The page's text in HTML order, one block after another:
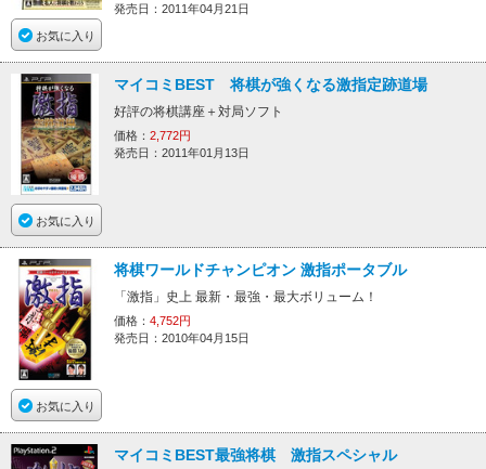
お気に入り
発売日：2011年04月21日
お気に入り
マイコミBEST 将棋が強くなる激指定跡道場
好評の将棋講座＋対局ソフト
価格： 2,772円
発売日：2011年01月13日
お気に入り
将棋ワールドチャンピオン 激指ポータブル
「激指」史上 最新・最強・最大ボリューム！
価格： 4,752円
発売日：2010年04月15日
マイコミBEST最強将棋 激指スペシャル